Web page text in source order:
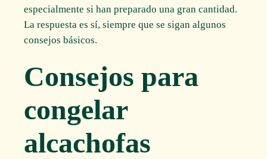
especialmente si han preparado una gran cantidad.
La respuesta es sí, siempre que se sigan algunos
consejos básicos.
Consejos para
congelar
alcachofas